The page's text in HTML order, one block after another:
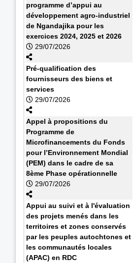
programme d’appui au
développement agro-industriel
de Ngandajika pour les
exercices 2024, 2025 et 2026
29/07/2026
Pré-qualification des
fournisseurs des biens et
services
29/07/2026
Appel à propositions du
Programme de
Microfinancements du Fonds
pour l’Environnement Mondial
(PEM) dans le cadre de sa
8ème Phase opérationnelle
29/07/2026
Appui au suivi et à l'évaluation
des projets menés dans les
territoires et zones conservés
par les peuples autochtones et
les communautés locales
(APAC) en RDC